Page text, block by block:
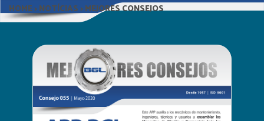
HOME>NOTÍCIAS > MEJORES CONSEJOS